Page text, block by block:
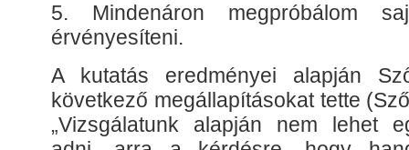
5. Mindenáron megpróbálom
érvényesíteni.
A kutatás eredményei alapján
következő megállapításokat tette
„Vizsgálatunk alapján nem lehet